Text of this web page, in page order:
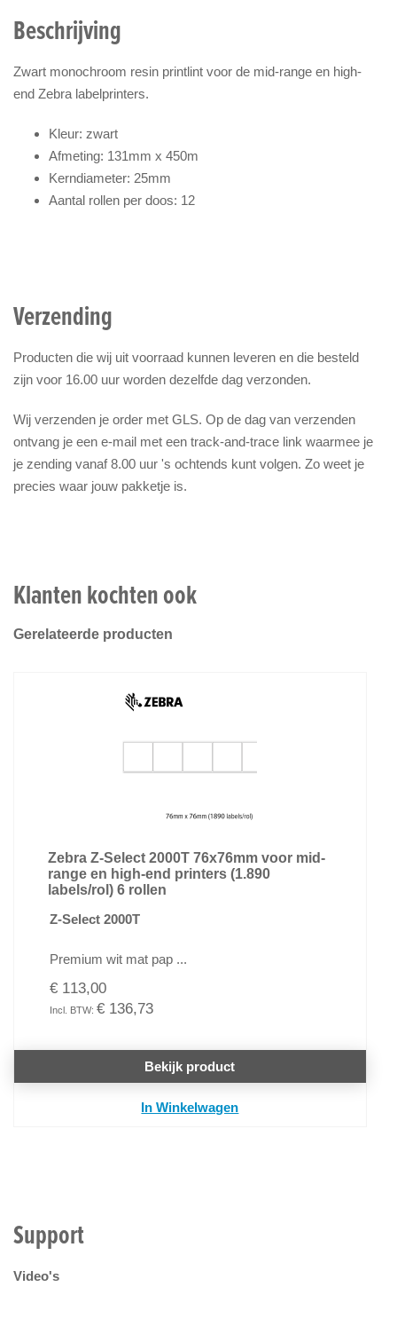
Beschrijving
Zwart monochroom resin printlint voor de mid-range en high-
end Zebra labelprinters.
Kleur: zwart
Afmeting: 131mm x 450m
Kerndiameter: 25mm
Aantal rollen per doos: 12
Verzending
Producten die wij uit voorraad kunnen leveren en die besteld
zijn voor 16.00 uur worden dezelfde dag verzonden.
Wij verzenden je order met GLS. Op de dag van verzenden
ontvang je een e-mail met een track-and-trace link waarmee je
je zending vanaf 8.00 uur 's ochtends kunt volgen. Zo weet je
precies waar jouw pakketje is.
Klanten kochten ook
Gerelateerde producten
Zebra Z-Select 2000T 76x76mm voor mid-
range en high-end printers (1.890
labels/rol) 6 rollen
Z-Select 2000T
Premium wit mat pap ...
€ 113,00
€ 136,73
Bekijk product
In Winkelwagen
Support
Video's